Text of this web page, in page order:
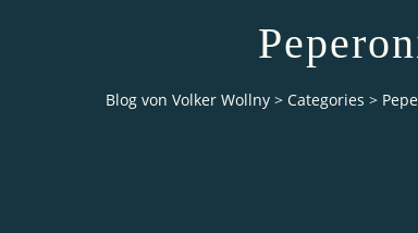
Blog von Volker Wollny > Categories >